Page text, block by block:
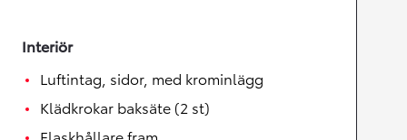
Interiör
Luftintag, sidor, med krominlägg
Klädkrokar baksäte (2 st)